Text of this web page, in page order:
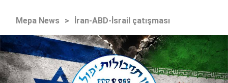
Mepa News > İran-ABD-İsrail çatışması